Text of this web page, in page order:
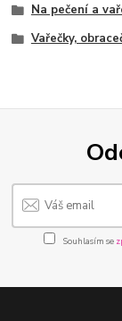
Na pečení a
Vařečky,
Souhlasím se